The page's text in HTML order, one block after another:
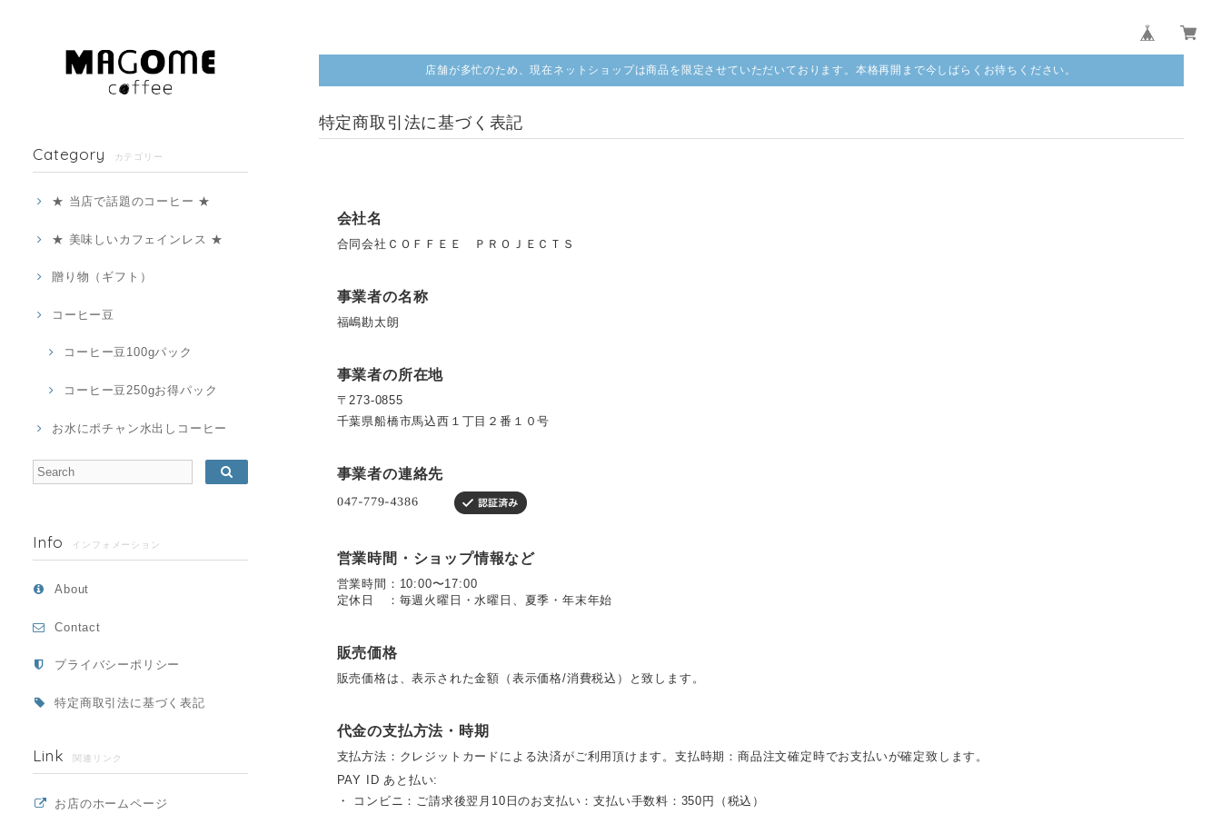
Category カテゴリー
★ 当店で話題のコーヒー ★
★ 美味しいカフェインレス ★
贈り物（ギフト）
コーヒー豆
コーヒー豆100gパック
コーヒー豆250gお得パック
お水にポチャン水出しコーヒー
Info インフォメーション
About
Contact
プライバシーポリシー
特定商取引法に基づく表記
Link 関連リンク
お店のホームページ
店舗が多忙のため、現在ネットショップは商品を限定させていただいております。本格再開まで今しばらくお待ちください。
特定商取引法に基づく表記
会社名
合同会社ＣＯＦＦＥＥ ＰＲＯＪＥＣＴＳ
事業者の名称
福嶋勘太朗
事業者の所在地
〒273-0855
千葉県船橋市馬込西１丁目２番１０号
事業者の連絡先
営業時間・ショップ情報など
営業時間：10:00〜17:00
定休日 ：毎週火曜日・水曜日、夏季・年末年始
販売価格
販売価格は、表示された金額（表示価格/消費税込）と致します。
代金の支払方法・時期
支払方法：クレジットカードによる決済がご利用頂けます。支払時期：商品注文確定時でお支払いが確定致します。
PAY ID あと払い:
・ コンビニ：ご請求後翌月10日のお支払い：支払い手数料：350円（税込）